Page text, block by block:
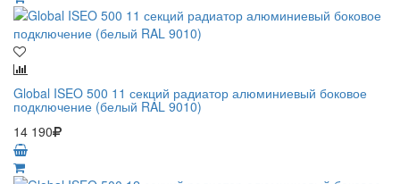
Global ISEO 500 11 секций радиатор алюминиевый боковое
подключение (белый RAL 9010)
14 190